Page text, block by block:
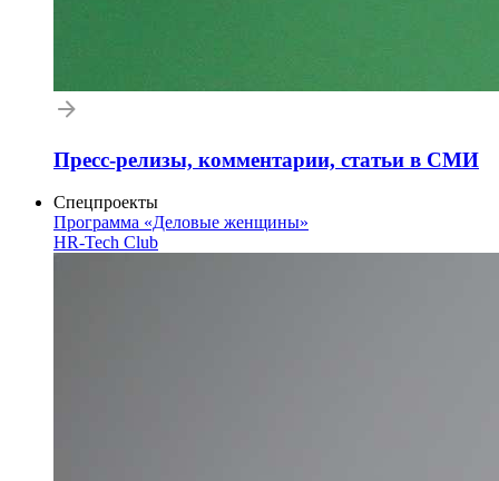
Пресс-релизы, комментарии, статьи в СМИ
Спецпроекты
Программа «Деловые женщины»
HR-Tech Club